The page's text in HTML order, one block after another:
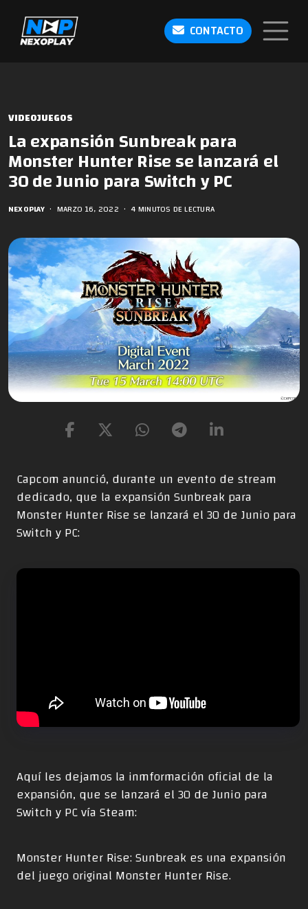
CONTACTO
VIDEOJUEGOS
La expansión Sunbreak para
Monster Hunter Rise se lanzará el
30 de Junio para Switch y PC
NEXOPLAY • MARZO 16, 2022 • 4 MINUTOS DE LECTURA
Capcom anunció, durante un evento de stream
dedicado, que la expansión Sunbreak para
Monster Hunter Rise se lanzará el 30 de Junio para
Switch y PC:
Aquí les dejamos la inmformación oficial de la
expansión, que se lanzará el 30 de Junio para
Switch y PC vía Steam:
Monster Hunter Rise: Sunbreak es una expansión
del juego original Monster Hunter Rise.